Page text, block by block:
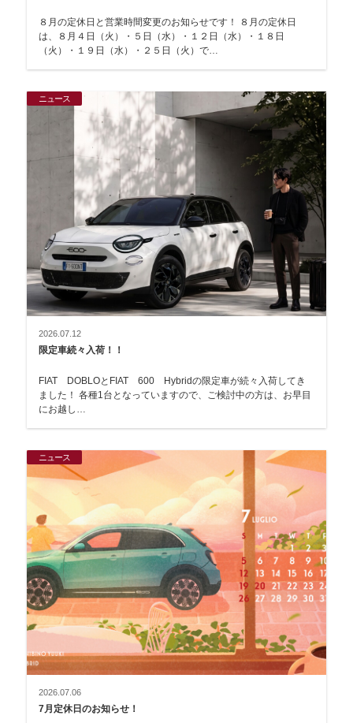
８月の定休日と営業時間変更のお知らせです！ ８月の定休日
は、８月４日（火）・５日（水）・１２日（水）・１８日
（火）・１９日（水）・２５日（火）で…
ニュース
2026.07.12
限定車続々入荷！！
FIAT DOBLOとFIAT 600 Hybridの限定車が続々入荷してき
ました！ 各種1台となっていますので、ご検討中の方は、お早目
にお越し…
ニュース
2026.07.06
7月定休日のお知らせ！